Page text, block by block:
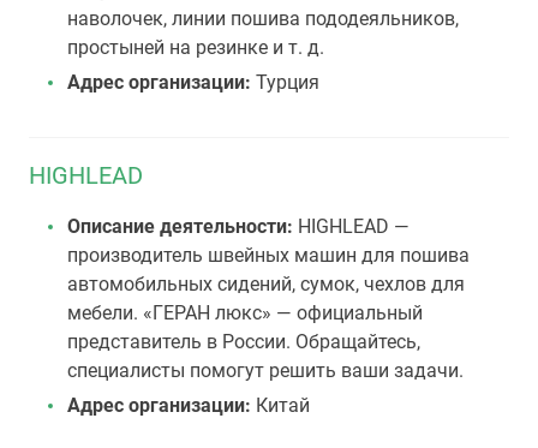
наволочек, линии пошива пододеяльников,
простыней на резинке и т. д.
Адрес организации: Турция
HIGHLEAD
Описание деятельности: HIGHLEAD —
производитель швейных машин для пошива
автомобильных сидений, сумок, чехлов для
мебели. «ГЕРАН люкс» — официальный
представитель в России. Обращайтесь,
специалисты помогут решить ваши задачи.
Адрес организации: Китай